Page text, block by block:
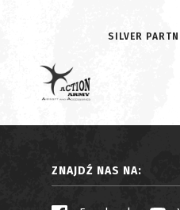
SILVER
ZNAJDŹ NAS NA: